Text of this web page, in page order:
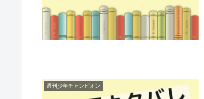
週刊少年チャンピオン